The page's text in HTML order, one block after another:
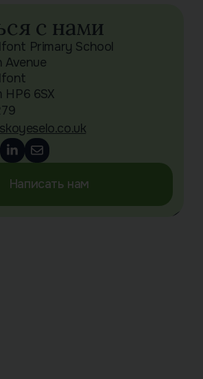
с нами
Primary School
Avenue
HP6 6SX
Написать нам